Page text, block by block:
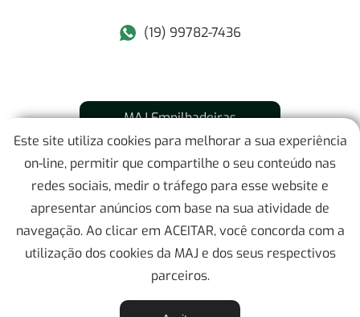
(19) 99782-7436
MAJ Empilhadeiras
Mapa do Site
Localização
Contato
MAJ EMPILHADEIRAS - Todos os direitos reservados 2026 -
Este site utiliza cookies para melhorar a sua experiência
on-line, permitir que compartilhe o seu conteúdo nas
redes sociais, medir o tráfego para esse website e
apresentar anúncios com base na sua atividade de
navegação. Ao clicar em ACEITAR, você concorda com a
utilização dos cookies da MAJ e dos seus respectivos
parceiros.